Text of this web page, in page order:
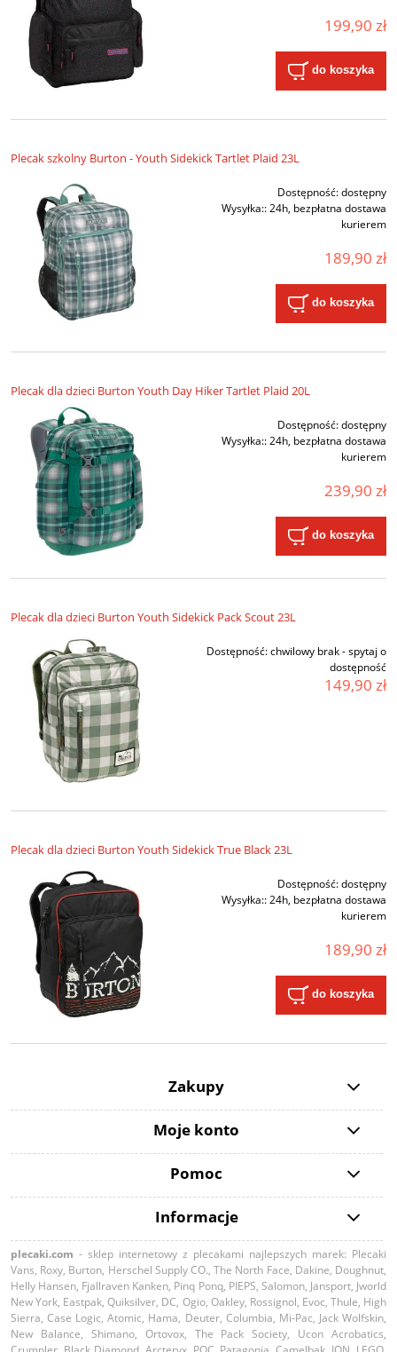
199,90 zł
do koszyka
Plecak szkolny Burton - Youth Sidekick Tartlet Plaid 23L
Dostępność:dostępny
Wysyłka::24h, bezpłatna dostawa
kurierem
189,90 zł
do koszyka
Plecak dla dzieci Burton Youth Day Hiker Tartlet Plaid 20L
Dostępność:dostępny
Wysyłka::24h, bezpłatna dostawa
kurierem
239,90 zł
do koszyka
Plecak dla dzieci Burton Youth Sidekick Pack Scout 23L
Dostępność:chwilowy brak - spytaj o
dostępność
149,90 zł
Plecak dla dzieci Burton Youth Sidekick True Black 23L
Dostępność:dostępny
Wysyłka::24h, bezpłatna dostawa
kurierem
189,90 zł
do koszyka
Zakupy
Moje konto
Pomoc
Informacje
plecaki.com - sklep internetowy z plecakami najlepszych marek: Plecaki
Vans, Roxy, Burton, Herschel Supply CO., The North Face, Dakine, Doughnut,
Helly Hansen, Fjallraven Kanken, Pinq Ponq, PIEPS, Salomon, Jansport, Jworld
New York, Eastpak, Quiksilver, DC, Ogio, Oakley, Rossignol, Evoc, Thule, High
Sierra, Case Logic, Atomic, Hama, Deuter, Columbia, Mi-Pac, Jack Wolfskin,
New Balance, Shimano, Ortovox, The Pack Society, Ucon Acrobatics,